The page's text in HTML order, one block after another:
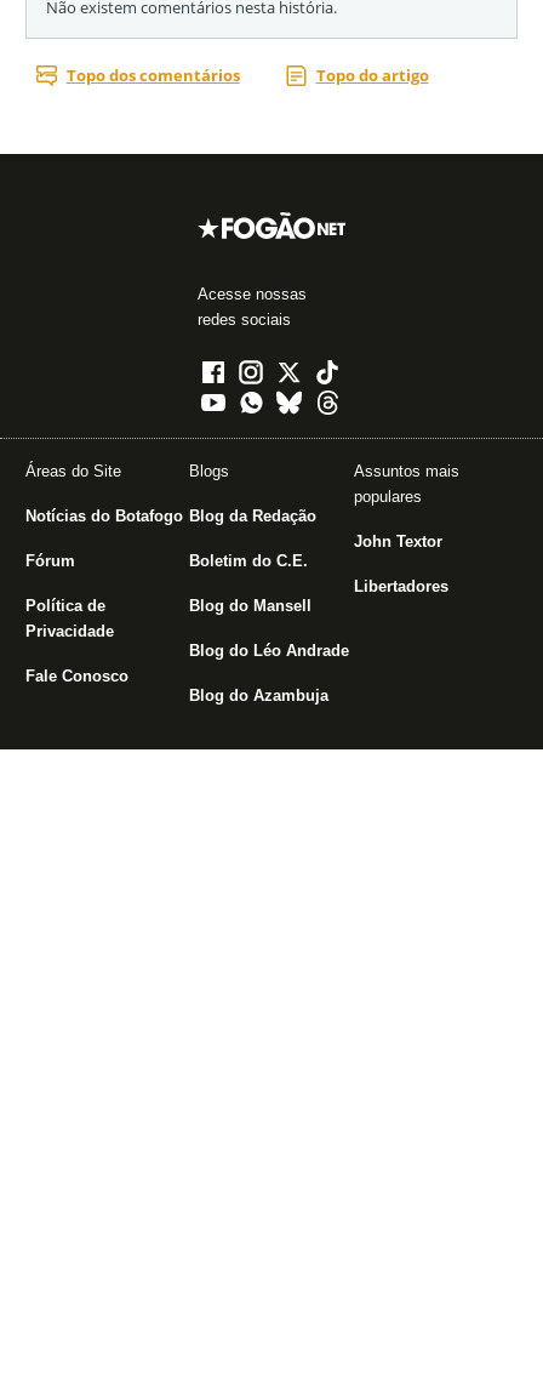
Acesse nossas
redes sociais
Áreas do Site
Notícias do Botafogo
Fórum
Política de
Privacidade
Fale Conosco
Blogs
Blog da Redação
Boletim do C.E.
Blog do Mansell
Blog do Léo Andrade
Blog do Azambuja
Assuntos mais
populares
John Textor
Libertadores